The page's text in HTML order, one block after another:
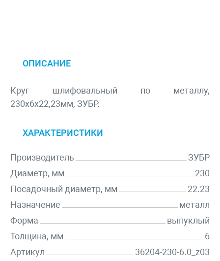
ОПИСАНИЕ
Круг шлифовальный по металлу,
230х6х22,23мм, ЗУБР.
ХАРАКТЕРИСТИКИ
Производитель
ЗУБР
Диаметр, мм
230
Посадочный диаметр, мм
22.23
Назначение
металл
Форма
выпуклый
Толщина, мм
6
Артикул
36204-230-6.0_z03